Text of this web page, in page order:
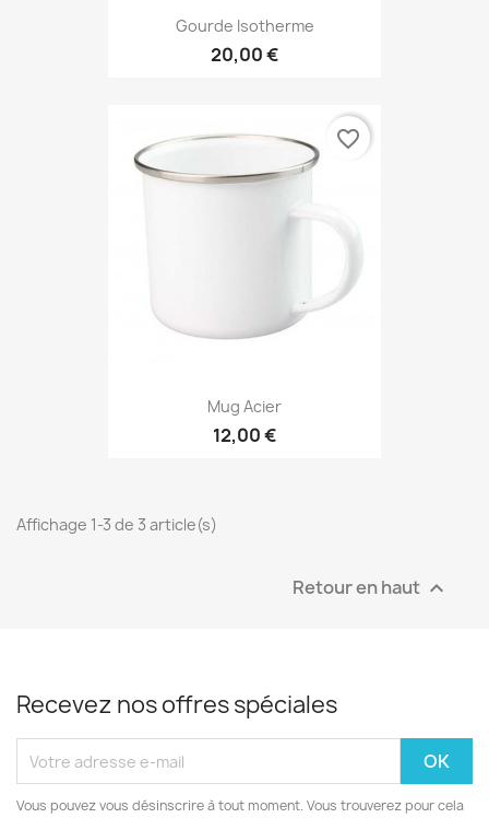
Gourde Isotherme
20,00 €
Mug Acier
12,00 €
favorite_border
Affichage 1-3 de 3 article(s)
Retour en haut 
Recevez nos offres spéciales
Vous pouvez vous désinscrire à tout moment. Vous trouverez pour cela